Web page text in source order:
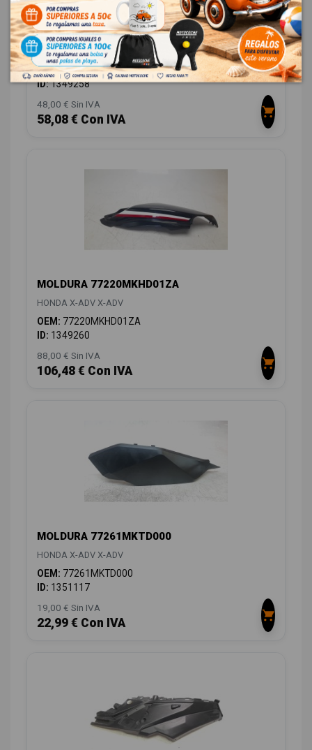
MOLDURA 77250MKHD000 77250MKHD000
HONDA X-ADV X-ADV
OEM:77250MKHD000
ID:1349258
48,00 € Sin IVA
58,08 € Con IVA
MOLDURA 77220MKHD01ZA
HONDA X-ADV X-ADV
OEM: 77220MKHD01ZA
ID: 1349260
88,00 € Sin IVA
106,48 € Con IVA
MOLDURA 77261MKTD000
HONDA X-ADV X-ADV
OEM: 77261MKTD000
ID: 1351117
19,00 € Sin IVA
22,99 € Con IVA